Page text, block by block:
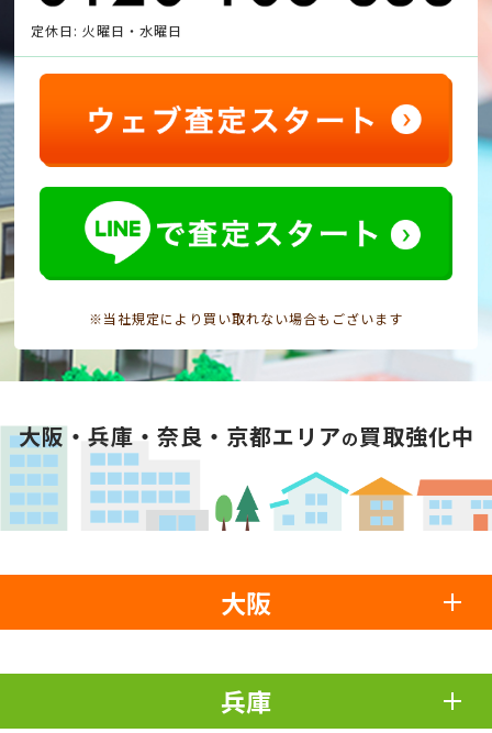
定休日: 火曜日・水曜日
※当社規定により買い取れない場合もございます
大阪・兵庫・奈良・京都エリアの買取強化中
大阪
兵庫